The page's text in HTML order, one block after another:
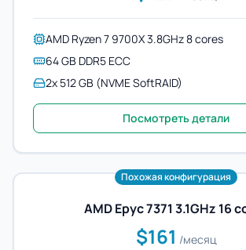
AMD Ryzen 7 9700X 3.8GHz 8 cores
64 GB DDR5 ECC
2x 512 GB (NVME SoftRAID)
Посмотреть детали
Похожая конфигурация
AMD Epyc 7371 3.1GHz 16
$161 /месяц